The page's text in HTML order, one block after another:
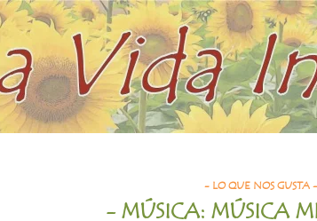
- LO QUE NOS GUSTA
- MÚSICA: MÚSICA